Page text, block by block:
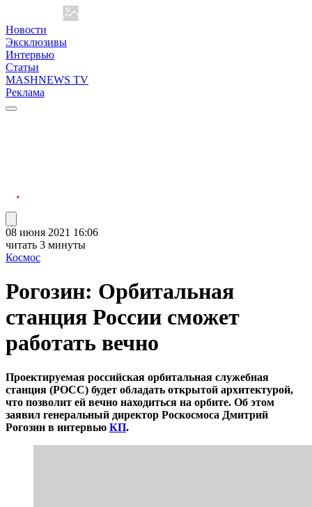
Новости
Эксклюзивы
Интервью
Статьи
MASHNEWS TV
Реклама
08 июня 2021 16:06
читать 3 минуты
Космос
Рогозин: Орбитальная
станция России сможет
работать вечно
Проектируемая российская орбитальная служебная
станция (РОСС) будет обладать открытой архитектурой,
что позволит ей вечно находиться на орбите. Об этом
заявил генеральный директор Роскосмоса Дмитрий
Рогозин в интервью КП.